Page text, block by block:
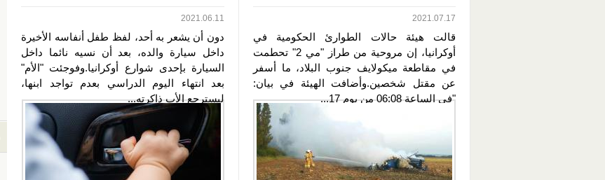
2021.07.17
قالت هيئة حالات الطوارئ الحكومية في
أوكرانيا، إن مروحية من طراز "مي 2" تحطمت
في مقاطعة ميكولايف جنوب البلاد، ما أسفر
عن مقتل شخصين.وأضافت الهيئة في بيان:
"في الساعة 06:08 من يوم 17...
2021.06.11
دون أن يشعر به أحد، لفظ طفل أنفاسه الأخيرة
داخل سيارة والده، بعد أن نسيه نائما داخل
السيارة بإحدى شوارع أوكرانيا.وفوجئت "الأم"
بعد انتهاء اليوم الدراسي بعدم تواجد ابنها،
ليسترجع الأب ذاكرته...